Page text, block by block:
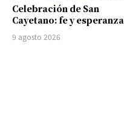
Celebración de San
Cayetano: fe y esperanza
9 agosto 2026